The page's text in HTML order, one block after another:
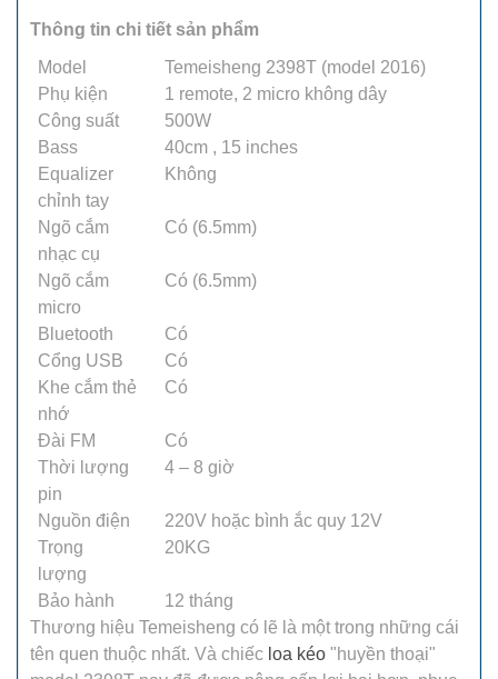
Thông tin chi tiết sản phẩm
Model
Temeisheng 2398T (model 2016)
Phụ kiện
1 remote, 2 micro không dây
Công suất
500W
Bass
40cm , 15 inches
Equalizer
chỉnh tay
Không
Ngõ cắm
nhạc cụ
Có (6.5mm)
Ngõ cắm
micro
Có (6.5mm)
Bluetooth
Có
Cổng USB
Có
Khe cắm thẻ
nhớ
Có
Đài FM
Có
Thời lượng
pin
4 – 8 giờ
Nguồn điện
220V hoặc bình ắc quy 12V
Trọng
lượng
20KG
Bảo hành
12 tháng
Thương hiệu Temeisheng có lẽ là một trong những cái
tên quen thuộc nhất. Và chiếc loa kéo "huyền thoại"